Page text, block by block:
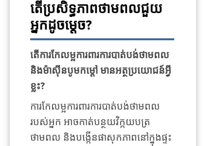
តើប្រសិទ្ធភាពថាមពលជួយ
អ្នកដូចម្តេច?
តើការកែលម្អការពារការបាត់បង់ថាមពល
និងម៉ាស៊ីនបូមកម្ដៅ មានអត្ថប្រយោជន៍អ្វី
ខ្លះ?
ការកែលម្អការពារការបាត់បង់ថាមពល
របស់អ្នក អាចកាត់បន្ថយវិក្កយបត្រ
ថាមពល និងបង្កើនផាសុកភាពនៅក្នុងផ្ទះ